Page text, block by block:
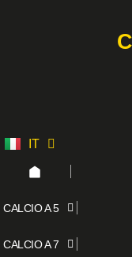
IT
ES
CALCIO A 5
CALCIO A 7